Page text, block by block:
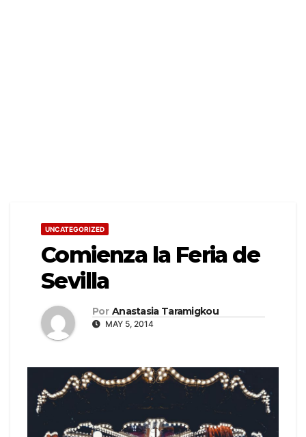
UNCATEGORIZED
Comienza la Feria de
Sevilla
Por Anastasia Taramigkou
MAY 5, 2014